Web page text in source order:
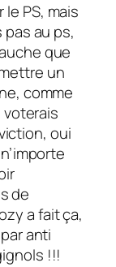
PS, mais
pas au ps,
que
un
comme
voterais
oui
de
a fait ça,
anti
!!!